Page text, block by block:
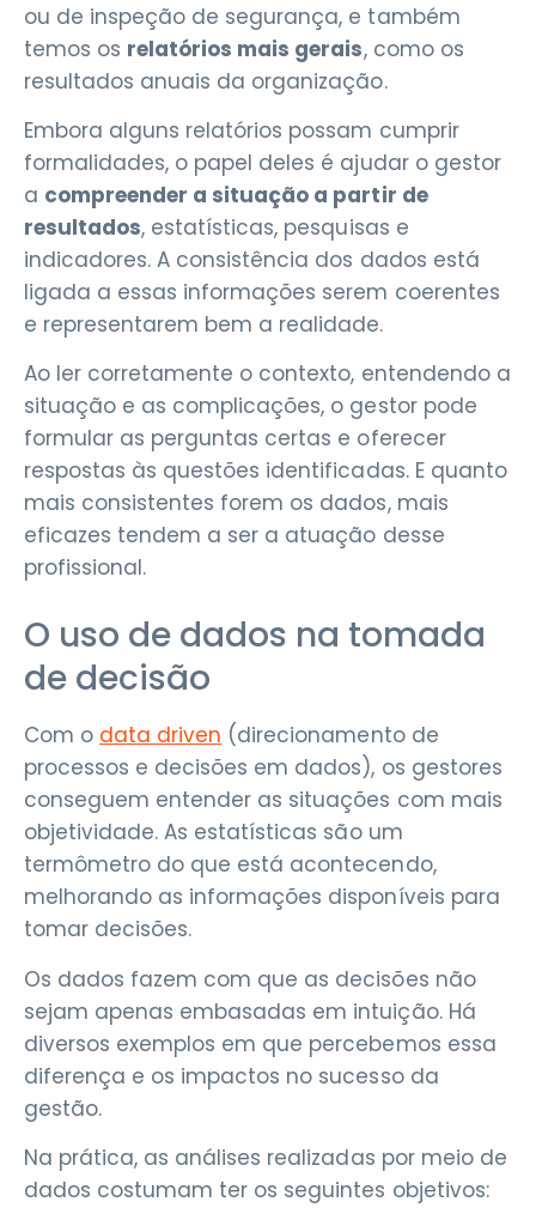
ou de inspeção de segurança, e também
temos os relatórios mais gerais, como os
resultados anuais da organização.
Embora alguns relatórios possam cumprir
formalidades, o papel deles é ajudar o gestor
a compreender a situação a partir de
resultados, estatísticas, pesquisas e
indicadores. A consistência dos dados está
ligada a essas informações serem coerentes
e representarem bem a realidade.
Ao ler corretamente o contexto, entendendo a
situação e as complicações, o gestor pode
formular as perguntas certas e oferecer
respostas às questões identificadas. E quanto
mais consistentes forem os dados, mais
eficazes tendem a ser a atuação desse
profissional.
O uso de dados na tomada
de decisão
Com o data driven (direcionamento de
processos e decisões em dados), os gestores
conseguem entender as situações com mais
objetividade. As estatísticas são um
termômetro do que está acontecendo,
melhorando as informações disponíveis para
tomar decisões.
Os dados fazem com que as decisões não
sejam apenas embasadas em intuição. Há
diversos exemplos em que percebemos essa
diferença e os impactos no sucesso da
gestão.
Na prática, as análises realizadas por meio de
dados costumam ter os seguintes objetivos: